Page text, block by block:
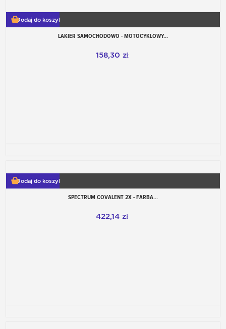
Dodaj do koszyka
LAKIER SAMOCHODOWO - MOTOCYKLOWY...
158,30 zł
Dodaj do koszyka
SPECTRUM COVALENT 2X - FARBA...
422,14 zł